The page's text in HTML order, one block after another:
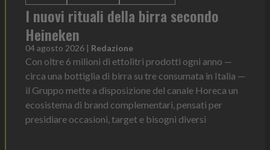
I nuovi rituali della birra secondo
Heineken
04 agosto 2026 | Redazione
Con oltre 6 milioni di ettolitri prodotti ogni anno —
circa una bottiglia di birra su tre consumata in Italia —
il Gruppo mette a disposizione del canale Horeca un
ecosistema di brand complementari, pensati per
presidiare occasioni, target e bisogni diversi